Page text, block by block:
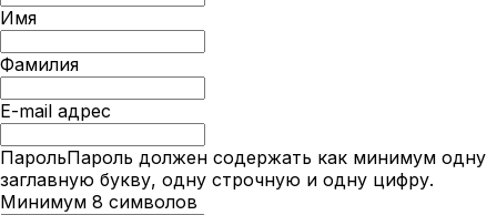
Имя
Фамилия
E-mail адрес
ПарольПароль должен содержать как минимум одну
заглавную букву, одну строчную и одну цифру.
Минимум 8 символов